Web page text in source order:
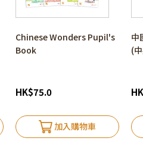
Chinese Wonders Pupil's
Book
HK$75.0
加入購物車
中
(
HK